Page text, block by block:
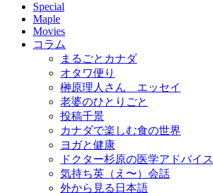
Special
Maple
Movies
コラム
まるごとカナダ
オタワ便り
榊原理人さん エッセイ
老婆のひとりごと
投稿千景
カナダで楽しむ食の世界
ヨガと健康
ドクター杉原の医学アドバイス
気持ち英（え〜）会話
外から見る日本語